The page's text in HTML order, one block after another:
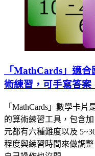
「MathCards」適
術練習，可手寫答案
「MathCards」數學卡
的算術練習工具，包含
元都有六種難度以及
程度與練習時間來做調